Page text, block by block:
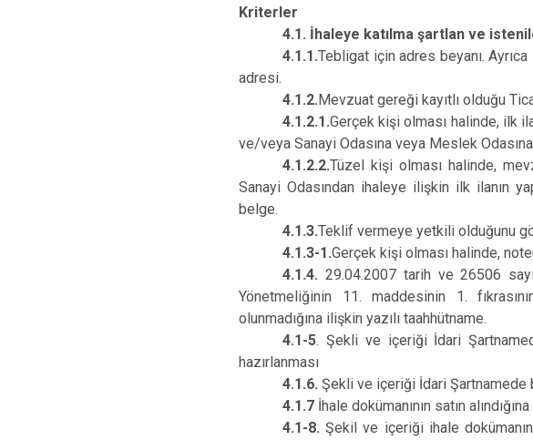
Kriterler
4.1. İhaleye katılma şartlan ve
4.1.1.Tebligat için adres beyanı.
adresi.
4.1.2.Mevzuat gereği kayıtlı olduğu
4.1.2.1.Gerçek kişi olması halinde, ilk
ve/veya Sanayi Odasına veya Meslek
4.1.2.2.Tüzel kişi olması halinde,
Sanayi Odasından ihaleye ilişkin ilk ilanın
belge.
4.1.3.Teklif vermeye yetkili olduğunu
4.1.3-1.Gerçek kişi olması halinde,
4.1.4. 29.04.2007 tarih ve 26506
Yönetmeliğinin 11. maddesinin 1.
olunmadığına ilişkin yazılı taahhütname.
4.1-5. Şekli ve içeriği İdari
hazırlanması
4.1.6. Şekli ve içeriği İdari
4.1.7 İhale dokümanının satın
4.1-8. Şekil ve içeriği ihale